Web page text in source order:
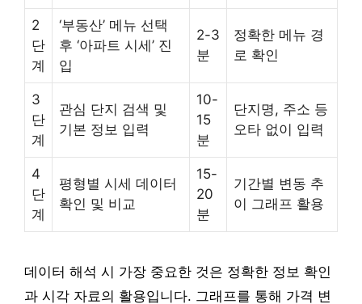
2
단
계
‘부동산’ 메뉴 선택
후 ‘아파트 시세’ 진
입
2-3
분
정확한 메뉴 경
로 확인
3
단
계
관심 단지 검색 및
기본 정보 입력
10-
15
분
단지명, 주소 등
오타 없이 입력
4
단
계
평형별 시세 데이터
확인 및 비교
15-
20
분
기간별 변동 추
이 그래프 활용
데이터 해석 시 가장 중요한 것은 정확한 정보 확인
과 시각 자료의 활용입니다. 그래프를 통해 가격 변